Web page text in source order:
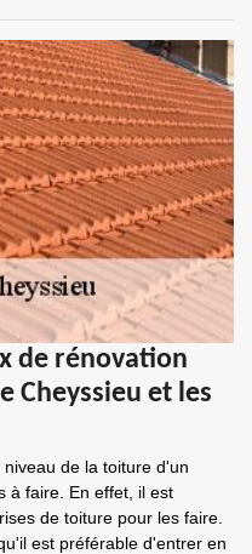
de rénovation
Cheyssieu et les
de la toiture d'un
à faire. En effet, il est
de toiture pour les faire.
est préférable d'entrer en